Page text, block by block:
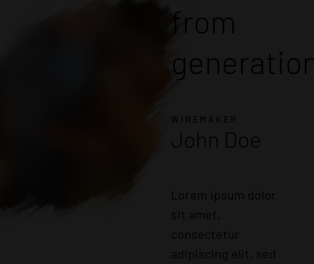
from
WINEMAKER
John Doe
Lorem ipsum dolor
sit amet,
consectetur
adipiscing elit, sed